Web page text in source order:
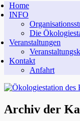
Home
INFO
Die
Veranstaltungen
Kontakt
Anfahrt
Archiv der